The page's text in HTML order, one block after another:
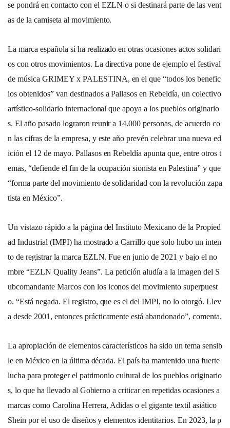
se pondrá en contacto con el EZLN o si destinará parte de las vent
as de la camiseta al movimiento.
La marca española sí ha realizado en otras ocasiones actos solidari
os con otros movimientos. La directiva pone de ejemplo el festival
de música GRIMEY x PALESTINA, en el que “todos los benefic
ios obtenidos” van destinados a Pallasos en Rebeldía, un colectivo
artístico-solidario internacional que apoya a los pueblos originario
s. El año pasado lograron reunir a 14.000 personas, de acuerdo co
n las cifras de la empresa, y este año prevén celebrar una nueva ed
ición el 12 de mayo. Pallasos en Rebeldía apunta que, entre otros t
emas, “defiende el fin de la ocupación sionista en Palestina” y que
“forma parte del movimiento de solidaridad con la revolución zapa
tista en México”.
Un vistazo rápido a la página del Instituto Mexicano de la Propied
ad Industrial (IMPI) ha mostrado a Carrillo que solo hubo un inten
to de registrar la marca EZLN. Fue en junio de 2021 y bajo el no
mbre “EZLN Quality Jeans”. La petición aludía a la imagen del S
ubcomandante Marcos con los iconos del movimiento superpuest
o. “Está negada. El registro, que es el del IMPI, no lo otorgó. Llev
a desde 2001, entonces prácticamente está abandonado”, comenta.
La apropiación de elementos característicos ha sido un tema sensib
le en México en la última década. El país ha mantenido una fuerte
lucha para proteger el patrimonio cultural de los pueblos originario
s, lo que ha llevado al Gobierno a criticar en repetidas ocasiones a
marcas como Carolina Herrera, Adidas o el gigante textil asiático
Shein por el uso de diseños y elementos identitarios. En 2023, la p